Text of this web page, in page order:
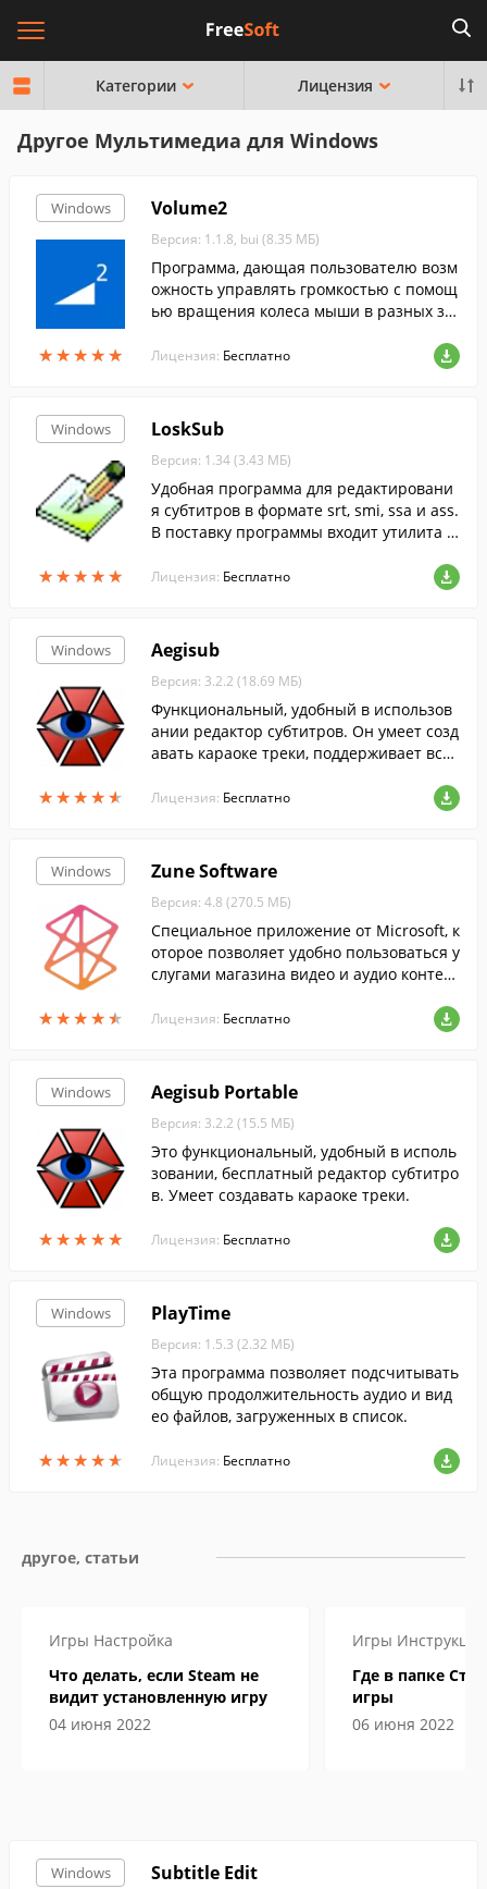
Категории Лицензия
Другое Мультимедиа для Windows
Windows
★★★★★
★★★★★
Volume2
Версия: 1.1.8, bui (8.35 МБ)
Программа, дающая пользователю возм
ожность управлять громкостью с помощ
ью вращения колеса мыши в разных зо
и у края экрана, с помощью "горячих" к
Лицензия: Бесплатно
Windows
★★★★★
★★★★★
LoskSub
Версия: 1.34 (3.43 МБ)
Удобная программа для редактировани
я субтитров в формате srt, smi, ssa и ass.
В поставку программы входит утилита S
ереименования субтитров.
Лицензия: Бесплатно
Windows
★★★★★
★★★★★
Aegisub
Версия: 3.2.2 (18.69 МБ)
Функциональный, удобный в использов
ании редактор субтитров. Он умеет созд
авать караоке треки, поддерживает все
Лицензия: Бесплатно
Windows
★★★★★
★★★★★
Zune Software
Версия: 4.8 (270.5 МБ)
Специальное приложение от Microsoft, к
оторое позволяет удобно пользоваться у
слугами магазина видео и аудио контен
екцию медиа между Windows Phone-уст
ройствами, компьютером и учетной зап
Лицензия: Бесплатно
Windows
★★★★★
★★★★★
Aegisub Portable
Версия: 3.2.2 (15.5 МБ)
Это функциональный, удобный в исполь
зовании, бесплатный редактор субтитро
в. Умеет создавать караоке треки.
Лицензия: Бесплатно
Windows
★★★★★
★★★★★
PlayTime
Версия: 1.5.3 (2.32 МБ)
Эта программа позволяет подсчитывать
общую продолжительность аудио и вид
ео файлов, загруженных в список.
Лицензия: Бесплатно
другое, статьи
Игры Настройка
Что делать, если Steam не
видит установленную игру
04 июня 2022
Игры Инструкции
Где в папке
игры
06 июня 2022
Windows Subtitle Edit